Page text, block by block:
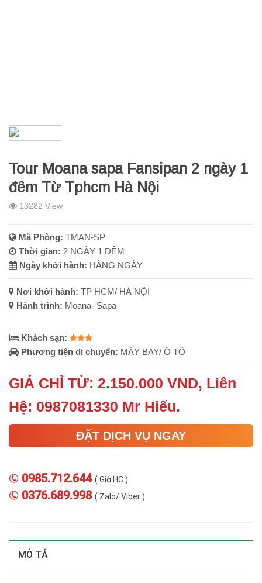
Tour Moana sapa Fansipan 2 ngày 1
đêm Từ Tphcm Hà Nội
13282 View
Mã Phòng: TMAN-SP
Thời gian: 2 NGÀY 1 ĐÊM
Ngày khởi hành: HÀNG NGÀY
Nơi khởi hành: TP HCM/ HÀ NỘI
Hành trình: Moana- Sapa
Khách sạn:
Phương tiện di chuyển: MÁY BAY/ Ô TÔ
GIÁ CHỈ TỪ: 2.150.000 VND, Liên
Hệ: 0987081330 Mr Hiếu.
ĐẶT DỊCH VỤ NGAY
0985.712.644 ( Giờ HC )
0376.689.998 ( Zalo/ Viber )
MÔ TẢ